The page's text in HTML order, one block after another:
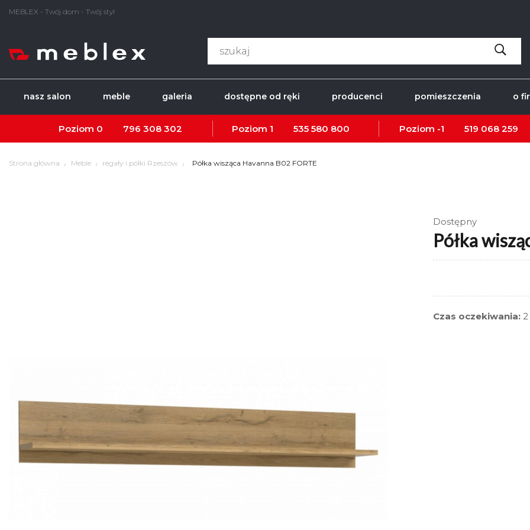
MEBLEX - Twój dom - Twój styl
nasz salon meble galeria dostępne od ręki producenci pomieszczenia o
Poziom 0 796 308 302 Poziom 1 535 580 800 Poziom -1 519 068 259
Strona główna Meble regały i półki Rzeszów Półka wisząca Havanna B02 FORTE
Dostępny
Półka
Czas oczekiwania: 2